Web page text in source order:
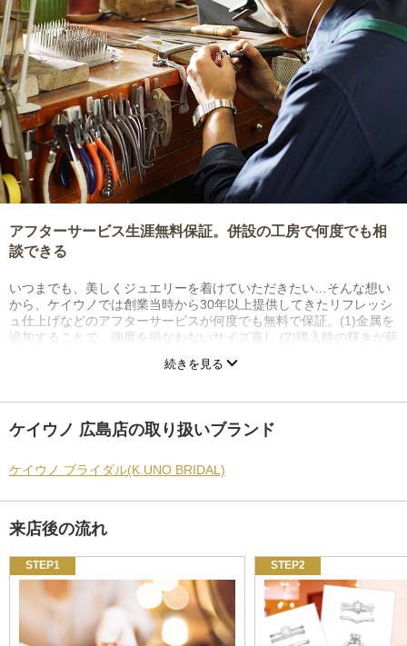
アフターサービス生涯無料保証。併設の工房で何度でも相
談できる
いつまでも、美しくジュエリーを着けていただきたい…そんな想い
から、ケイウノでは創業当時から30年以上提供してきたリフレッシ
ュ仕上げなどのアフターサービスが何度でも無料で保証。(1)金属を
追加することで、強度を損なわないサイズ直し (2)購入時の輝きが蘇
ー品質のアフターサービスをその場で相談でき、内容によってはそ
リングの内側に入っているK.UNOという刻印が保証書代わりなの
で、作った店舗以外でもその刻印を見せるだけで無料で何度でもア
続きを見る
ケイウノ 広島店の取り扱いブランド
ケイウノ ブライダル(K.UNO BRIDAL)
来店後の流れ